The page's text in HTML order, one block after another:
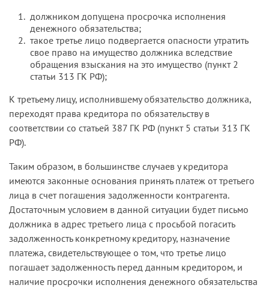
должником допущена просрочка исполнения
денежного обязательства;
такое третье лицо подвергается опасности утратить
свое право на имущество должника вследствие
обращения взыскания на это имущество (пункт 2
статьи 313 ГК РФ);
К третьему лицу, исполнившему обязательство должника,
переходят права кредитора по обязательству в
соответствии со статьей 387 ГК РФ (пункт 5 статьи 313 ГК
РФ).
Таким образом, в большинстве случаев у кредитора
имеются законные основания принять платеж от третьего
лица в счет погашения задолженности контрагента.
Достаточным условием в данной ситуации будет письмо
должника в адрес третьего лица с просьбой погасить
задолженность конкретному кредитору, назначение
платежа, свидетельствующее о том, что третье лицо
погашает задолженность перед данным кредитором, и
наличие просрочки исполнения денежного обязательства